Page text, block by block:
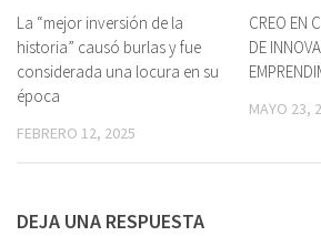
La “mejor inversión de la
historia” causó burlas y fue
considerada una locura en su
época
FEBRERO 12, 2025
CREO EN
DE
MAYO 23,
DEJA UNA RESPUESTA